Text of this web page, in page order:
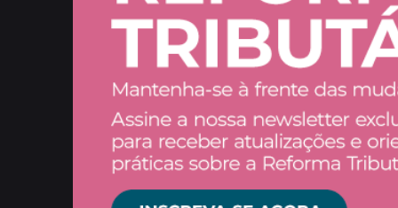
Gaiofato & Galvão